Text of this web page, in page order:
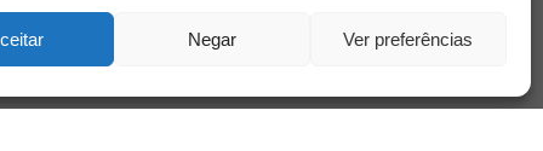
Negar Ver preferências
psicologia relato